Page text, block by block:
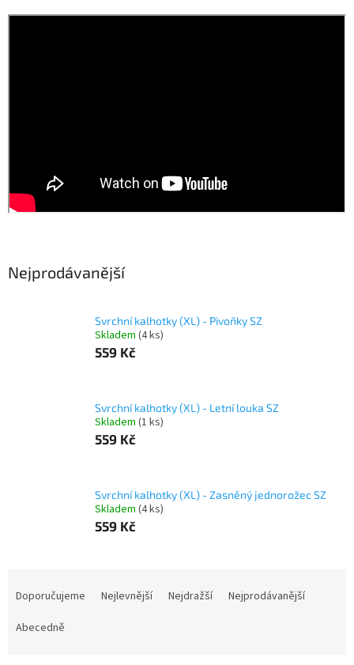
Nejprodávanější
Svrchní kalhotky (XL) - Pivoňky SZ
Skladem (4 ks)
559 Kč
Svrchní kalhotky (XL) - Letní louka SZ
Skladem (1 ks)
559 Kč
Svrchní kalhotky (XL) - Zasněný jednorožec SZ
Skladem (4 ks)
559 Kč
Doporučujeme Nejlevnější Nejdražší
Nejprodávanější
Abecedně